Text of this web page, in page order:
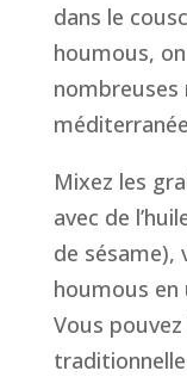
dans le
houmous,
Mixez les
avec de
de sésame),
houmous en
Vous